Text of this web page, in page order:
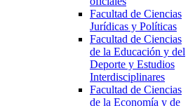
Facultad de Ciencias
Jurídicas y Políticas
Facultad de Ciencias
de la Educación y del
Deporte y Estudios
Interdisciplinares
Facultad de Ciencias
de la Economía y de